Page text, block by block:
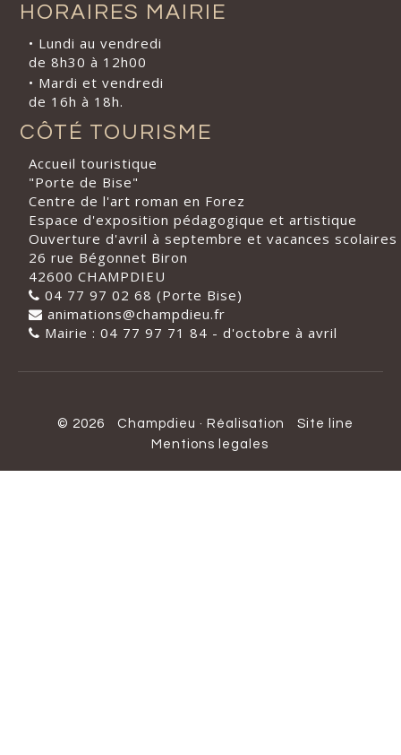
HORAIRES MAIRIE
• Lundi au vendredi
de 8h30 à 12h00
• Mardi et vendredi
de 16h à 18h.
CÔTÉ TOURISME
Accueil touristique
"Porte de Bise"
Centre de l'art roman en Forez
Espace d'exposition pédagogique et artistique
Ouverture d'avril à septembre et vacances scolaires
26 rue Bégonnet Biron
42600 CHAMPDIEU
04 77 97 02 68 (Porte Bise)
animations@champdieu.fr
Mairie : 04 77 97 71 84 - d'octobre à avril
© 2026 Champdieu · Réalisation
Site line
Mentions legales